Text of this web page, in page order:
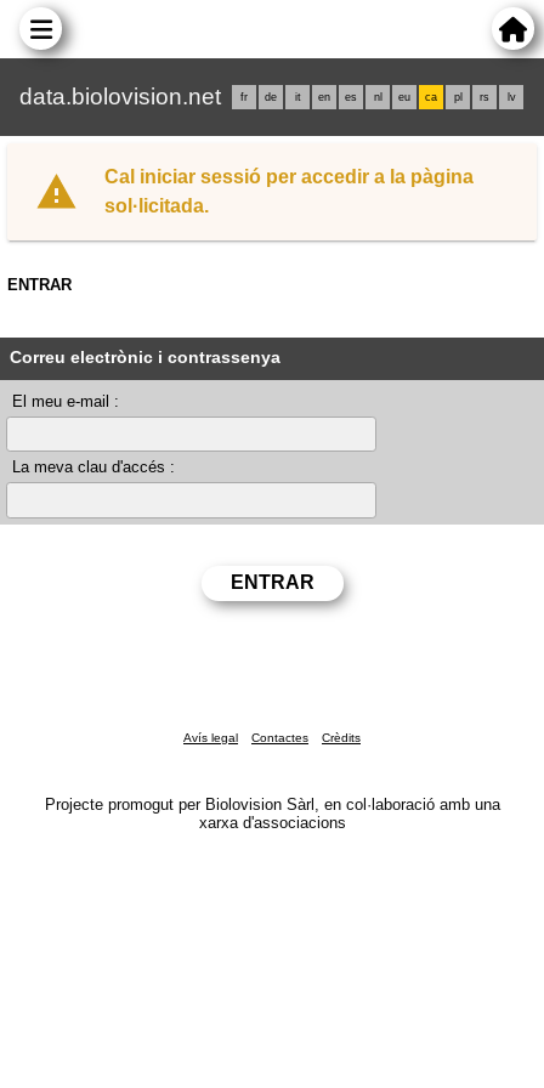
data.biolovision.net fr de it en es nl eu ca pl rs lv
Cal iniciar sessió per accedir a la pàgina
sol·licitada.
ENTRAR
Correu electrònic i contrassenya
El meu e-mail :
La meva clau d'accés :
Avís legal Contactes Crèdits
Projecte promogut per Biolovision Sàrl, en col·laboració amb una
xarxa d'associacions